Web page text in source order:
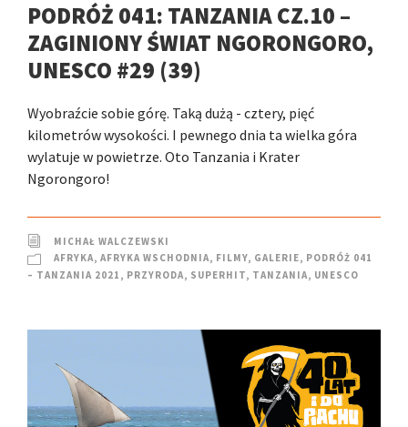
PODRÓŻ 041: TANZANIA CZ.10 –
ZAGINIONY ŚWIAT NGORONGORO,
UNESCO #29 (39)
Wyobraźcie sobie górę. Taką dużą - cztery, pięć
kilometrów wysokości. I pewnego dnia ta wielka góra
wylatuje w powietrze. Oto Tanzania i Krater
Ngorongoro!
MICHAŁ WALCZEWSKI
AFRYKA, AFRYKA WSCHODNIA, FILMY, GALERIE, PODRÓŻ 041
– TANZANIA 2021 , PRZYRODA, SUPERHIT, TANZANIA, UNESCO